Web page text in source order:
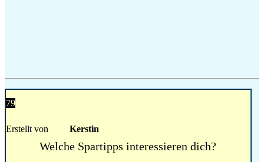
79
Erstellt von Kerstin
Welche Spartipps interessieren dich?